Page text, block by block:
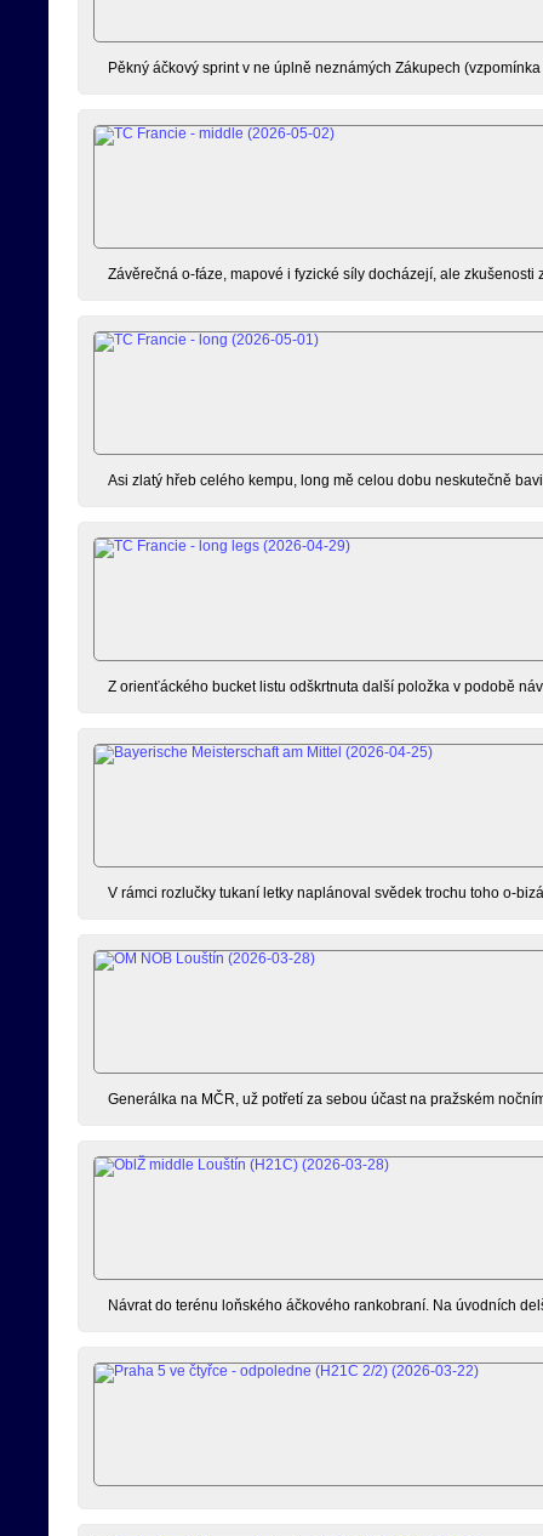
Pěkný áčkový sprint v ne úplně neznámých Zákupech
Závěrečná o-fáze, mapové i fyzické síly docházejí, ale
Asi zlatý hřeb celého kempu, long mě celou dobu neskutečně
Z orienťáckého bucket listu odškrtnuta další položka v podobě
V rámci rozlučky tukaní letky naplánoval svědek trochu toho o-
Generálka na MČR, už potřetí za sebou účast na pražském
Návrat do terénu loňského áčkového rankobraní. Na úvodních